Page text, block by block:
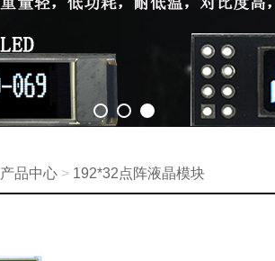
产品中心> 192*32点阵液晶模块